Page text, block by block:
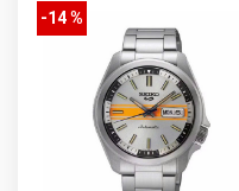
-14 %